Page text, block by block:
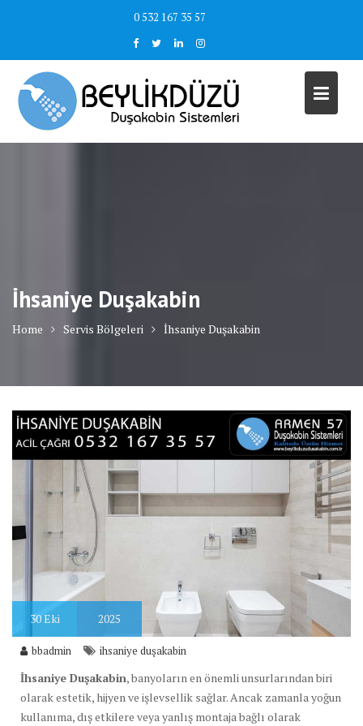
0 532 167 35 57
İhsaniye Duşakabin
Home Servis Bölgeleri İhsaniye Duşakabin
30Eki 2025
bbadmin ihsaniye duşakabin
İhsaniye Duşakabin, banyoların en önemli unsurlarından biri
olarak estetik, hijyen ve işlevsellik sağlar. Ancak zamanla yoğun
kullanıma, dış etkilere veya yanlış montaja bağlı olarak